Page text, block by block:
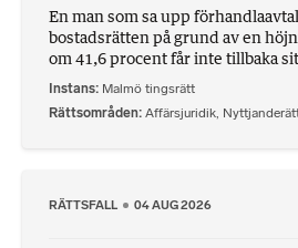
En man som sa upp
bostadsrätten på grund av en
om 41,6 procent får inte tillbaka
Instans Malmö tingsrätt
Rättsområden Affärsjuridik
RÄTTSFALL 04 AUG 2026